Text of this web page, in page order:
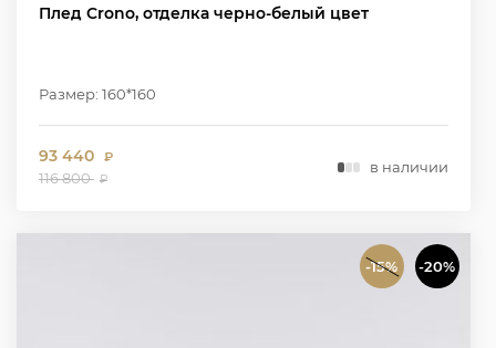
Плед Crono, отделка черно-белый цвет
Размер: 160*160
93 440 ₽
116 800 ₽
в наличии
-15% -20%